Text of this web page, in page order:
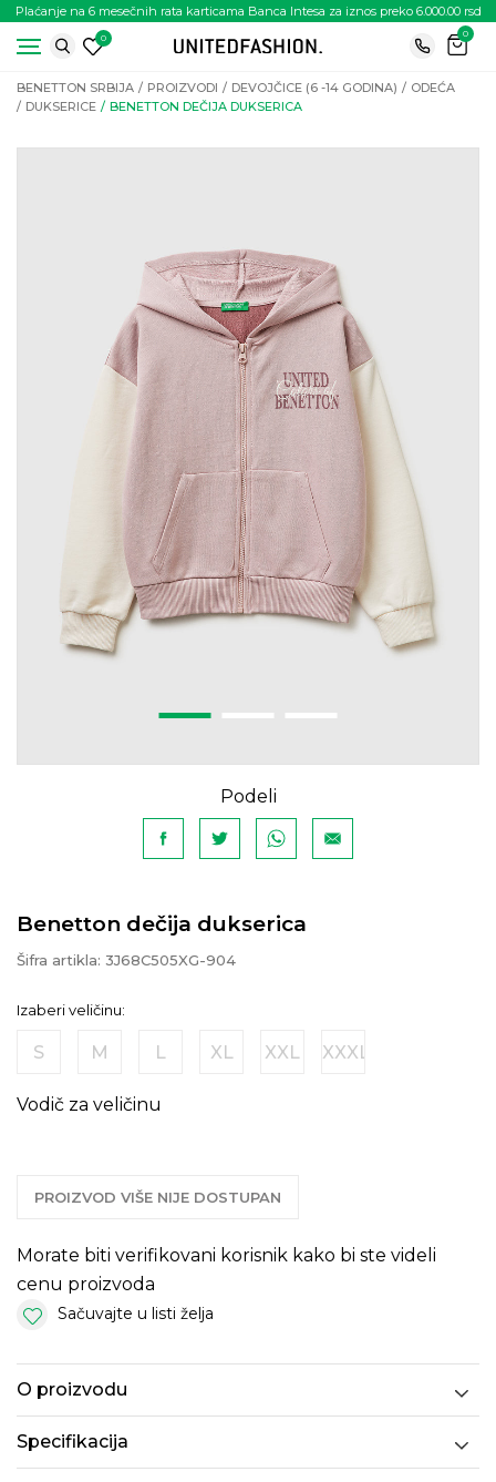
Plaćanje na 6 mesečnih rata karticama Banca Intesa za iznos preko 6.000.00 rsd
0
0
BENETTON SRBIJA PROIZVODI DEVOJČICE (6 -14 GODINA)
ODEĆA
DUKSERICE
BENETTON DEČIJA DUKSERICA
Podeli
Benetton dečija dukserica
Šifra artikla: 3J68C505XG-904
Izaberi veličinu:
S M L XL XXL XXXL
Vodič za veličinu
PROIZVOD VIŠE NIJE DOSTUPAN
Morate biti verifikovani korisnik kako bi ste videli
cenu proizvoda
Sačuvajte u listi želja
O proizvodu
Specifikacija